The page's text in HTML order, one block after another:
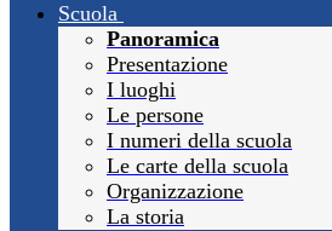
Scuola
Panoramica
Presentazione
I luoghi
Le persone
I numeri della scuola
Le carte della scuola
Organizzazione
La storia